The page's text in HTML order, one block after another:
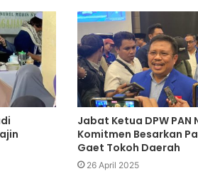
Jabat Ketua DPW PAN
Komitmen Besarkan
Gaet Tokoh Daerah
26 April 2025